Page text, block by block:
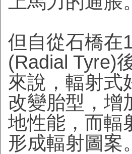
但自從石橋在
(Radial Tyre)
來說，輻射式
改變胎型，增
地性能，而輻
形成輻射圖案。